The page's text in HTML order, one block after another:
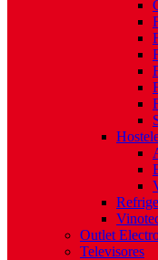
Outlet
Televisores